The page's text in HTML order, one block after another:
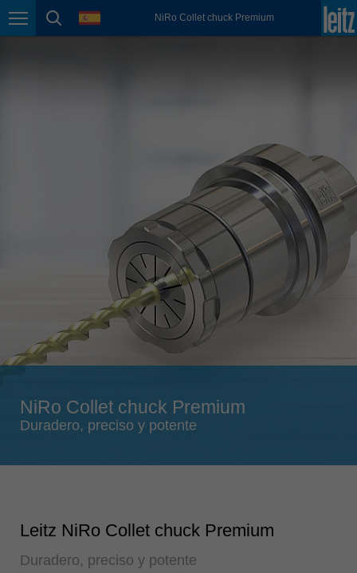
Page navigation
page search
language NiRo Collet chuck Premium
México
Portugal
português
România
Română
Schweiz
deutsch français
Slovenija
Suomi
english
Türkiye
NiRo Collet chuck Premium
Duradero, preciso y potente
Leitz NiRo Collet chuck Premium
Duradero, preciso y potente